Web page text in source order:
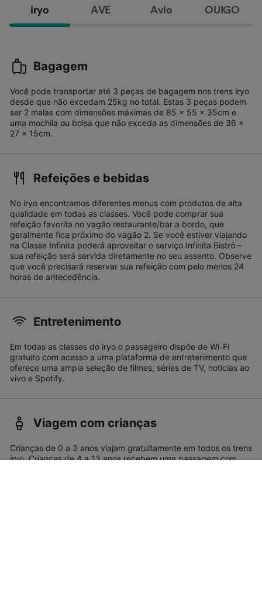
iryo AVE Avlo OUIGO
Bagagem
Você pode transportar até 3 peças de bagagem nos trens iryo
desde que não excedam 25kg no total. Estas 3 peças podem
ser 2 malas com dimensões máximas de 85 x 55 x 35cm e
uma mochila ou bolsa que não exceda as dimensões de 36 x
27 x 15cm.
Refeições e bebidas
No iryo encontramos diferentes menus com produtos de alta
qualidade em todas as classes. Você pode comprar sua
refeição favorita no vagão restaurante/bar a bordo, que
geralmente fica próximo do vagão 2. Se você estiver viajando
na Classe Infinita poderá aproveitar o serviço Infinita Bistró –
sua refeição será servida diretamente no seu assento. Observe
que você precisará reservar sua refeição com pelo menos 24
horas de antecedência.
Entretenimento
Em todas as classes do iryo o passageiro dispõe de Wi-Fi
gratuito com acesso a uma plataforma de entretenimento que
oferece uma ampla seleção de filmes, séries de TV, notícias ao
vivo e Spotify.
Viagem com crianças
Crianças de 0 a 3 anos viajam gratuitamente em todos os trens
iryo. Crianças de 4 a 13 anos recebem uma passagem com